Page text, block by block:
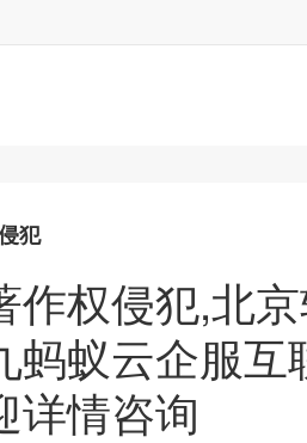
犯
作权侵犯,北
蚂蚁云企服
详情咨询